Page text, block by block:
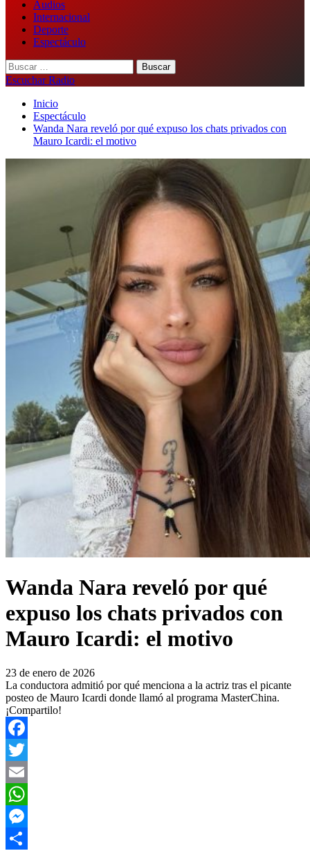
Audios
Internacional
Deporte
Espectáculo
Buscar:
Escuchar Radio
Inicio
Espectáculo
Wanda Nara reveló por qué expuso los chats privados con
Mauro Icardi: el motivo
Wanda Nara reveló por qué
expuso los chats privados con
Mauro Icardi: el motivo
23 de enero de 2026
La conductora admitió por qué menciona a la actriz tras el picante
posteo de Mauro Icardi donde llamó al programa MasterChina.
¡Compartilo!
Facebook
Twitter
Email
WhatsApp
Messenger